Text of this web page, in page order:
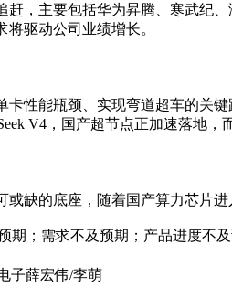
赶，主要包括华为昇腾、寒武纪
驱动公司业绩增长。
卡性能瓶颈、实现弯道超车的关
V4，国产超节点正加速落地
或缺的底座，随着国产算力芯片
期；需求不及预期；产品进度不
子薛宏伟/李萌